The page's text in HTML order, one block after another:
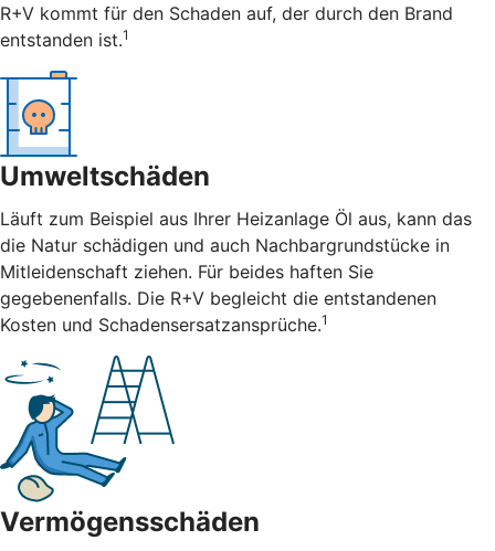
R+V kommt für den Schaden auf, der durch den Brand
entstanden ist.1
Umweltschäden
Läuft zum Beispiel aus Ihrer Heizanlage Öl aus, kann das
die Natur schädigen und auch Nachbargrundstücke in
Mitleidenschaft ziehen. Für beides haften Sie
gegebenenfalls. Die R+V begleicht die entstandenen
Kosten und Schadensersatzansprüche.1
Vermögensschäden